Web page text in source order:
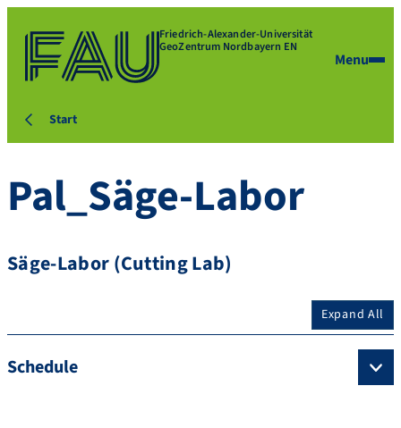
Friedrich-Alexander-Universität
GeoZentrum Nordbayern EN
Menu
Start
Pal_Säge-Labor
Säge-Labor (Cutting Lab)
Expand All
Schedule